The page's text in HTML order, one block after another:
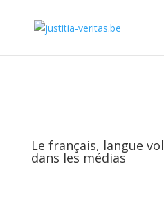
Le français, langue
dans les médias